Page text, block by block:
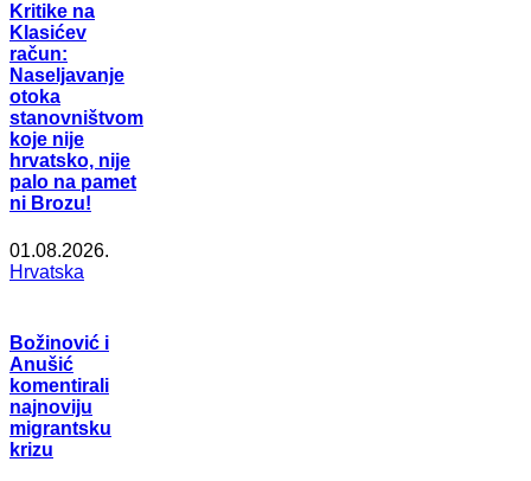
Kritike na
Klasićev
račun:
Naseljavanje
otoka
stanovništvom
koje nije
hrvatsko, nije
palo na pamet
ni Brozu!
01.08.2026.
Hrvatska
Božinović i
Anušić
komentirali
najnoviju
migrantsku
krizu